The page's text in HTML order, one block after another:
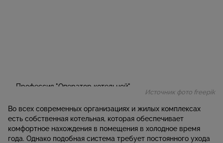
Источник фото freepik
Во всех современных организациях и жилых комплексах
есть собственная котельная, которая обеспечивает
комфортное нахождения в помещения в холодное время
года. Однако подобная система требует постоянного ухода